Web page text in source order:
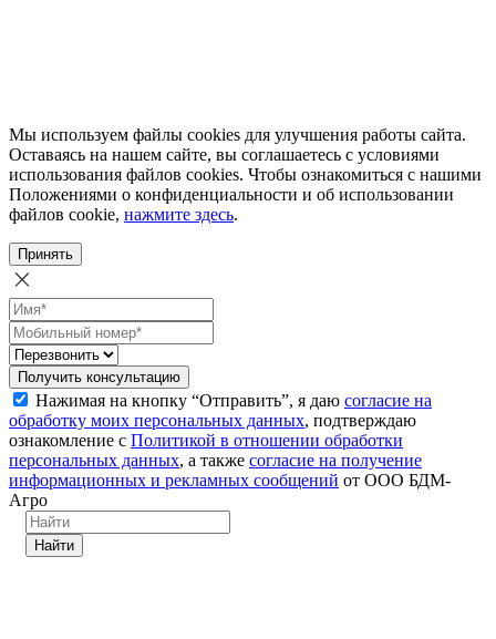
Мы используем файлы cookies для улучшения работы сайта.
Оставаясь на нашем сайте, вы соглашаетесь с условиями
использования файлов cookies. Чтобы ознакомиться с нашими
Положениями о конфиденциальности и об использовании
файлов cookie, нажмите здесь.
Принять
Получить консультацию
Нажимая на кнопку “Отправить”, я даю согласие на
обработку моих персональных данных, подтверждаю
ознакомление с Политикой в отношении обработки
персональных данных, а также согласие на получение
информационных и рекламных сообщений от ООО БДМ-
Агро
Найти